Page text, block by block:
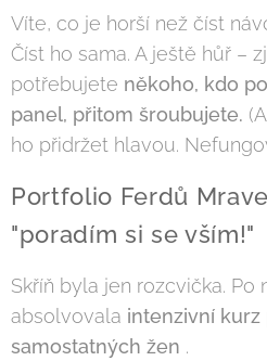
Víte, co je horší než číst
Číst ho sama. A ještě hůř –
potřebujete někoho, kdo
panel, přitom šroubujete.
ho přidržet hlavou.
Portfolio Ferdů
"poradím si se vším!"
Skříň byla jen rozcvička. Po
absolvovala intenzivní
samostatných žen .